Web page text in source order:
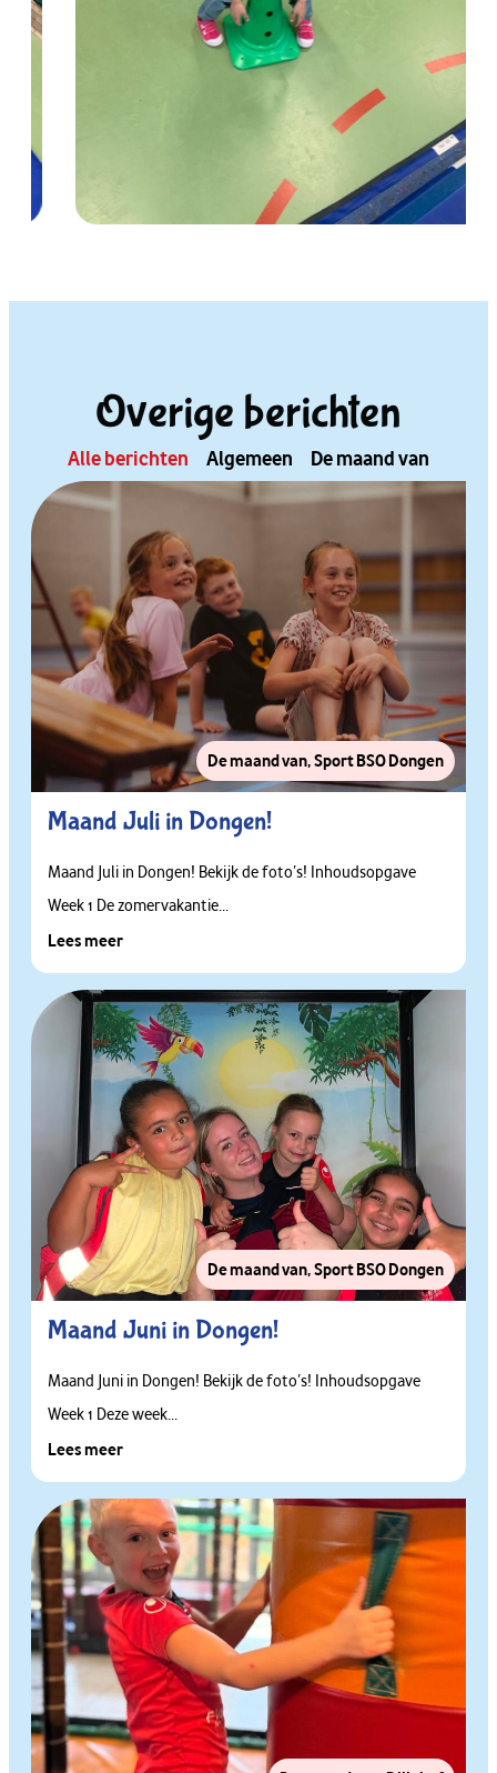
Overige berichten
Algemeen De maand van
Alle berichten
De maand van,Sport BSO Dongen
Maand Juli in Dongen!
Maand Juli in Dongen! Bekijk de foto’s! Inhoudsopgave
Week 1 De zomervakantie...
Lees meer
De maand van,Sport BSO Dongen
Maand Juni in Dongen!
Maand Juni in Dongen! Bekijk de foto’s! Inhoudsopgave
Week 1 Deze week...
Lees meer